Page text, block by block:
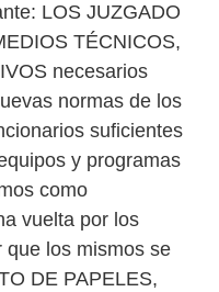
LOS JUZGADO
TÉCNICOS,
necesarios
normas de los
suficientes
y programas
como
vuelta por los
que los mismos se
DE PAPELES,